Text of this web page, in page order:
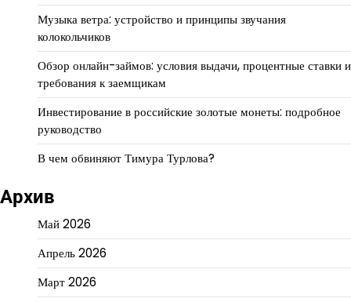
Музыка ветра: устройство и принципы звучания
колокольчиков
Обзор онлайн-займов: условия выдачи, процентные ставки и
требования к заемщикам
Инвестирование в российские золотые монеты: подробное
руководство
В чем обвиняют Тимура Турлова?
Архив
Май 2026
Апрель 2026
Март 2026